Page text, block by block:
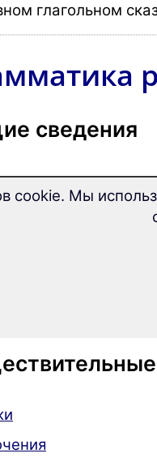
глагольном
сведения
версия
cookie. Мы